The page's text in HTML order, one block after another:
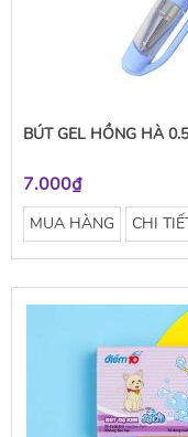
BÚT GEL HỒNG HÀ
7.000₫
MUA HÀNG CHI